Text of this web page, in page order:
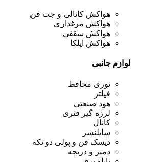
هواکش کانالی و جت فن
هواکش مرغداری
هواکش سقفی
هواکش ایلکا
لوازم جانبی
توری محافظ
فیلتر
هود صنعتی
لرزه گیر فنری
کانال
سایلنسر
دیسک فن و پولی دو تکه
دمپر و دریچه